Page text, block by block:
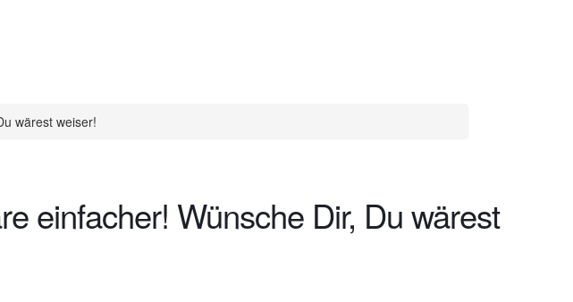
wärest weiser!
einfacher! Wünsche Dir, Du wärest